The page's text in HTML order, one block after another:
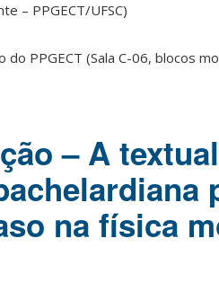
– PPGECT/UFSC)
do PPGECT (Sala C-06, blocos
– A
na física